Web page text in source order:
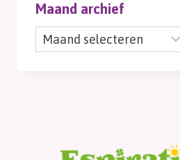
Maand archief
Maand
archief